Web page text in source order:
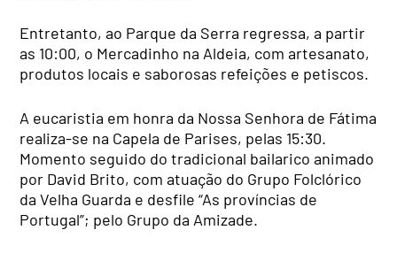
Entretanto, ao Parque da Serra regressa, a partir
as 10:00, o Mercadinho na Aldeia, com artesanato,
produtos locais e saborosas refeições e petiscos.
A eucaristia em honra da Nossa Senhora de Fátima
realiza-se na Capela de Parises, pelas 15:30.
Momento seguido do tradicional bailarico animado
por David Brito, com atuação do Grupo Folclórico
da Velha Guarda e desfile “As províncias de
Portugal”; pelo Grupo da Amizade.